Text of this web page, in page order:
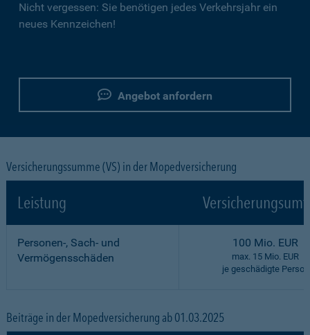
Nicht vergessen: Sie benötigen jedes Verkehrsjahr ein
neues Kennzeichen!
Angebot anfordern
Versicherungssumme (VS) in der Mopedversicherung
Leistung
Personen-, Sach- und
Vermögensschäden
100 Mio. EUR
max. 15 Mio. EUR
je geschädigte Person
Beiträge in der Mopedversicherung ab 01.03.2025